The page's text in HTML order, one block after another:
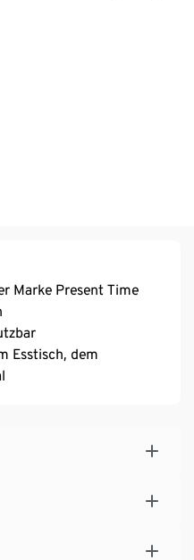
Marke Present Time
Esstisch, dem